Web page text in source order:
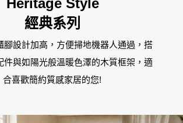
三重重新店
桃園中壢宜得利店
桃園南崁特力屋店
桃園中壢SOGO元化店
經典系列
腳設計加高，方便掃地機器人通過，搭
件與如陽光般溫暖色澤的木質框架，適
合喜歡簡約質感家居的您!